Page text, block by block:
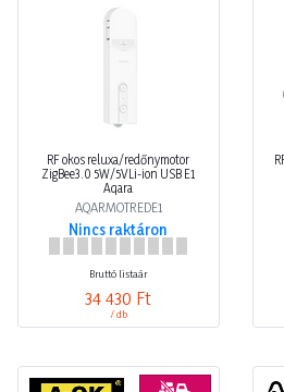
RF okos reluxa/redőnymotor
ZigBee3.0 5W/5VLi-ion USB E1
Aqara
AQARMOTREDE1
Nincs raktáron
Bruttó listaár
34 430 Ft
/ db